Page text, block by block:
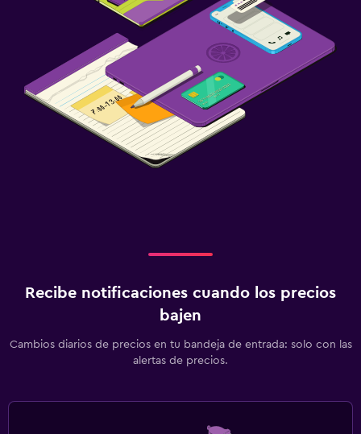
Recibe notificaciones cuando los precios
bajen
Cambios diarios de precios en tu bandeja de entrada: solo con las
alertas de precios.